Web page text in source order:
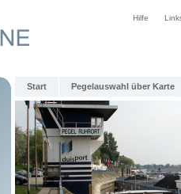
Hilfe
Start Pegelauswahl über Karte